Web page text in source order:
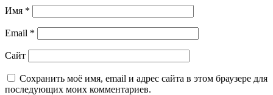
Имя *
Email *
Сайт
Сохранить моё имя, email и адрес сайта в этом браузере для
последующих моих комментариев.